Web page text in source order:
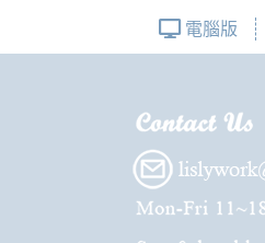
電腦版